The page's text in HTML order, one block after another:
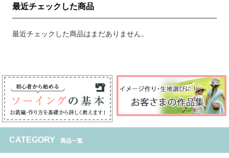
最近チェックした商品
最近チェックした商品はまだありません。
CATEGORY 商品一覧